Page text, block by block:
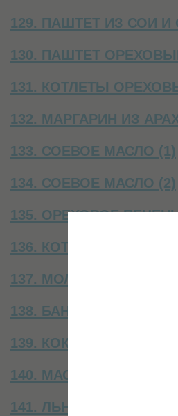
129. ПАШТЕТ ИЗ СОИ И
130. ПАШТЕТ
131. КОТЛЕТЫ
132. МАРГАРИН ИЗ
133. СОЕВОЕ МАСЛО (1)
134. СОЕВОЕ МАСЛО (2)
135. ОРЕХОВОЕ
136. КОТЛЕТЫ ИЗ
137. МОЛОКО ИЗ
138. БАНАНОВО-
139. КОКОСОВОЕ
140. МАСЛО
141. ЛЬНЯНОЕ СЕМЯ